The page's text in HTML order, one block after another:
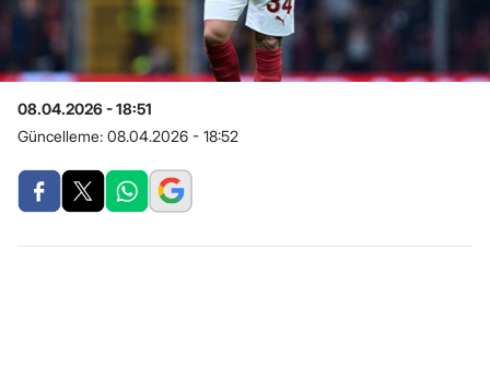
08.04.2026 - 18:51
Güncelleme: 08.04.2026 - 18:52